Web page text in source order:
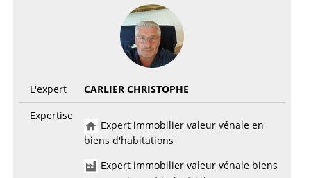
L'expert
CARLIER CHRISTOPHE
Expertise
Expert immobilier valeur vénale en
biens d'habitations
Expert immobilier valeur vénale biens